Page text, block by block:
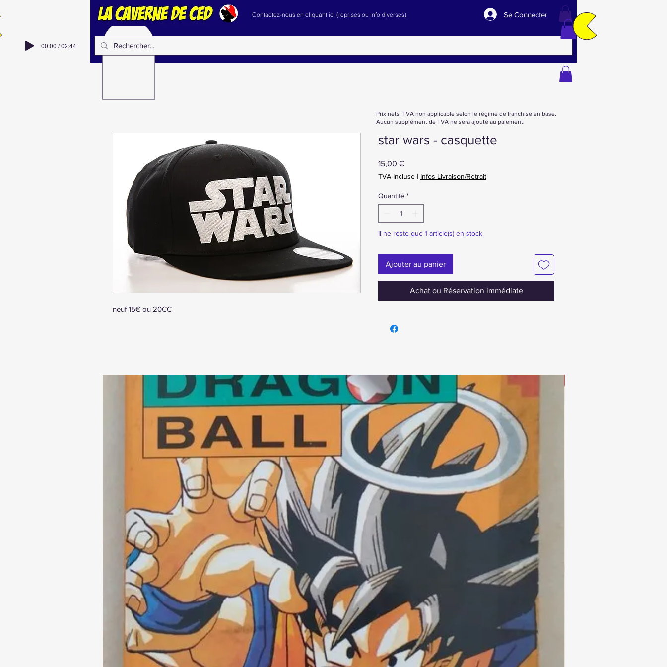
00:00 / 02:44
Contactez-nous en cliquant ici (reprises ou info diverses) Se Connecter
neuf 15€ ou 20CC
star wars - casquette
15,00 €Prix
TVA Incluse | Infos Livraison/Retrait
Quantité *
Il ne reste que 1 article(s) en stock
Ajouter au panier
Achat ou Réservation immédiate
Prix nets. TVA non applicable selon le régime de franchise en base.
Aucun supplément de TVA ne sera ajouté au paiement.